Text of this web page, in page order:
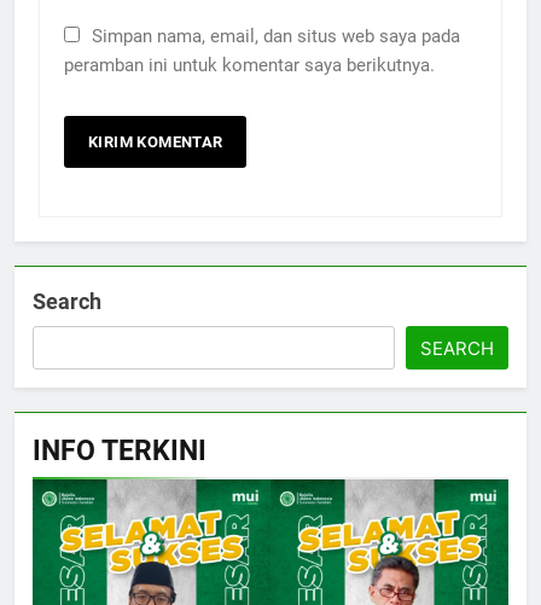
Simpan nama, email, dan situs web saya pada
peramban ini untuk komentar saya berikutnya.
Search
SEARCH
INFO TERKINI